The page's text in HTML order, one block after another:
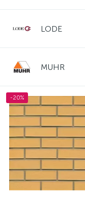
LODE
MUHR
-20%